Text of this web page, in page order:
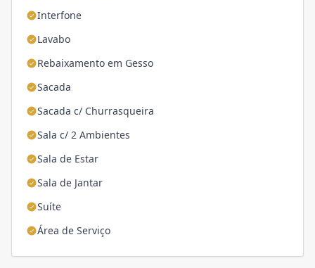
Interfone
Lavabo
Rebaixamento em Gesso
Sacada
Sacada c/ Churrasqueira
Sala c/ 2 Ambientes
Sala de Estar
Sala de Jantar
Suíte
Área de Serviço